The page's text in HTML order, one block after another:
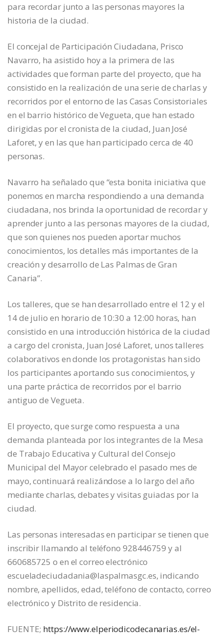
para recordar junto a las personas mayores la
historia de la ciudad.
El concejal de Participación Ciudadana, Prisco
Navarro, ha asistido hoy a la primera de las
actividades que forman parte del proyecto, que ha
consistido en la realización de una serie de charlas y
recorridos por el entorno de las Casas Consistoriales
en el barrio histórico de Vegueta, que han estado
dirigidas por el cronista de la ciudad, Juan José
Laforet, y en las que han participado cerca de 40
personas.
Navarro ha señalado que “esta bonita iniciativa que
ponemos en marcha respondiendo a una demanda
ciudadana, nos brinda la oportunidad de recordar y
aprender junto a las personas mayores de la ciudad,
que son quienes nos pueden aportar muchos
conocimientos, los detalles más importantes de la
creación y desarrollo de Las Palmas de Gran
Canaria”.
Los talleres, que se han desarrollado entre el 12 y el
14 de julio en horario de 10:30 a 12:00 horas, han
consistido en una introducción histórica de la ciudad
a cargo del cronista, Juan José Laforet, unos talleres
colaborativos en donde los protagonistas han sido
los participantes aportando sus conocimientos, y
una parte práctica de recorridos por el barrio
antiguo de Vegueta.
El proyecto, que surge como respuesta a una
demanda planteada por los integrantes de la Mesa
de Trabajo Educativa y Cultural del Consejo
Municipal del Mayor celebrado el pasado mes de
mayo, continuará realizándose a lo largo del año
mediante charlas, debates y visitas guiadas por la
ciudad.
Las personas interesadas en participar se tienen que
inscribir llamando al teléfono 928446759 y al
660685725 o en el correo electrónico
escueladeciudadania@laspalmasgc.es, indicando
nombre, apellidos, edad, teléfono de contacto, correo
electrónico y Distrito de residencia.
FUENTE; https://www.elperiodicodecanarias.es/el-